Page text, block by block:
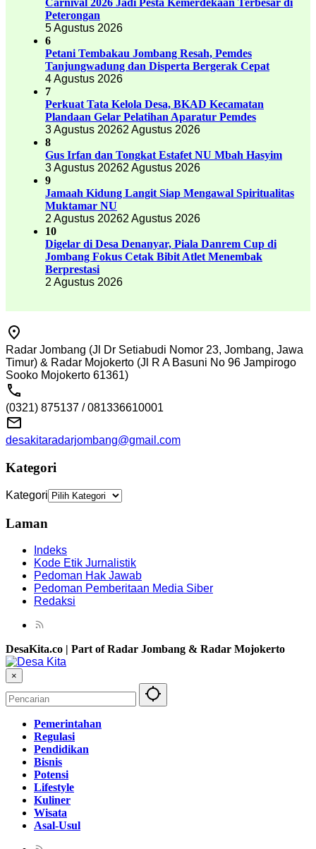
Peterongan
5 Agustus 2026
6
Petani Tembakau Jombang Resah, Pemdes
Tanjungwadung dan Disperta Bergerak Cepat
4 Agustus 2026
7
Perkuat Tata Kelola Desa, BKAD Kecamatan
Plandaan Gelar Pelatihan Aparatur Pemdes
3 Agustus 20262 Agustus 2026
8
Gus Irfan dan Tongkat Estafet NU Mbah Hasyim
3 Agustus 20262 Agustus 2026
9
Jamaah Kidung Langit Siap Mengawal Spiritualitas
Muktamar NU
2 Agustus 20262 Agustus 2026
10
Digelar di Desa Denanyar, Piala Danrem Cup di
Jombang Fokus Cetak Bibit Atlet Menembak
Berprestasi
2 Agustus 2026
Radar Jombang (Jl Dr Setiabudi Nomor 23, Jombang, Jawa
Timur) & Radar Mojokerto (Jl R A Basuni No 96 Jampirogo
Sooko Mojokerto 61361)
(0321) 875137 / 081336610001
desakitaradarjombang@gmail.com
Kategori
Kategori
Laman
Indeks
Kode Etik Jurnalistik
Pedoman Hak Jawab
Pedoman Pemberitaan Media Siber
Redaksi
DesaKita.co | Part of Radar Jombang & Radar Mojokerto
×
Pemerintahan
Regulasi
Pendidikan
Bisnis
Potensi
Lifestyle
Kuliner
Wisata
Asal-Usul